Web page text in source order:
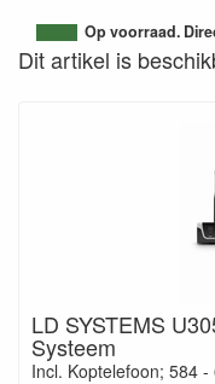
Op voorraad.
Dit artikel is
LD SYSTEMS
Systeem
Incl. Koptelefoon; 584 -